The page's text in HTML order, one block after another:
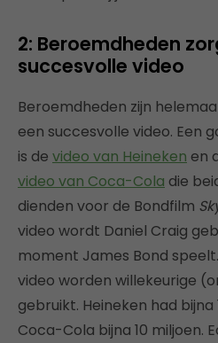
2: Beroemdheden
succesvolle video
Beroemdheden zijn
een succesvolle video. Een
is de video van Heineken en
video van Coca-Cola die
dienden voor de Bondfilm
video wordt Daniel Craig
moment James Bond
video worden willekeurige
gebruikt. Heineken had bijna
Coca-Cola bijna 10 miljoen.